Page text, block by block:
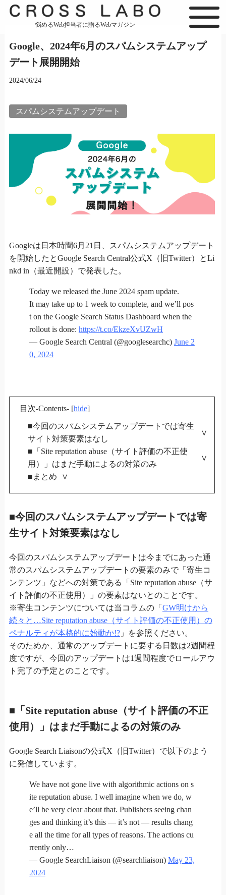
悩めるWeb担当者に贈るWebマガジン
Google、2024年6月のスパムシステムアップ
デート展開開始
2024/06/24
スパムシステムアップデート
Googleは日本時間6月21日、スパムシステムアップデート
を開始したとGoogle Search Central公式X（旧Twitter）とLi
nkd in（最近開設）で発表した。
Today we released the June 2024 spam update.
It may take up to 1 week to complete, and we’ll pos
t on the Google Search Status Dashboard when the
rollout is done: https://t.co/EkzeXvUZwH
— Google Search Central (@googlesearchc) June 2
0, 2024
目次-Contents- [hide]
■今回のスパムシステムアップデートでは寄生
サイト対策要素はなし
■「Site reputation abuse（サイト評価の不正使
用）」はまだ手動によるの対策のみ
■まとめ
■今回のスパムシステムアップデートでは寄
生サイト対策要素はなし
今回のスパムシステムアップデートは今までにあった通
常のスパムシステムアップデートの要素のみで「寄生コ
ンテンツ」などへの対策である「Site reputation abuse（サ
イト評価の不正使用）」の要素はないとのことです。
※寄生コンテンツについては当コラムの「 GW明けから
続々と…Site reputation abuse（サイト評価の不正使用）の
ペナルティが本格的に始動か!?」を参照ください。
そのためか、通常のアップデートに要する日数は2週間程
度ですが、今回のアップデートは1週間程度でロールアウ
ト完了の予定とのことです。
■「Site reputation abuse（サイト評価の不正
使用）」はまだ手動によるの対策のみ
Google Search Liaisonの公式X（旧Twitter）で以下のよう
に発信しています。
We have not gone live with algorithmic actions on s
ite reputation abuse. I well imagine when we do, w
e’ll be very clear about that. Publishers seeing chan
ges and thinking it’s this — it’s not — results chang
e all the time for all types of reasons. The actions cu
rrently only…
— Google SearchLiaison (@searchliaison) May 23,
2024